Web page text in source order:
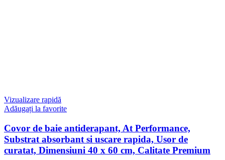
Vizualizare rapidă
Adăugați la favorite
Covor de baie antiderapant, At Performance,
Substrat absorbant si uscare rapida, Usor de
curatat, Dimensiuni 40 x 60 cm, Calitate Premium